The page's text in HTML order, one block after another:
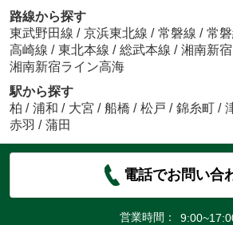
路線から探す
東武野田線 / 京浜東北線 / 常磐線 / 常
高崎線 / 東北本線 / 総武本線 / 湘南新
湘南新宿ライン高海
駅から探す
柏 / 浦和 / 大宮 / 船橋 / 松戸 / 錦糸町 /
赤羽 / 蒲田
電話でお問い合
営業時間：